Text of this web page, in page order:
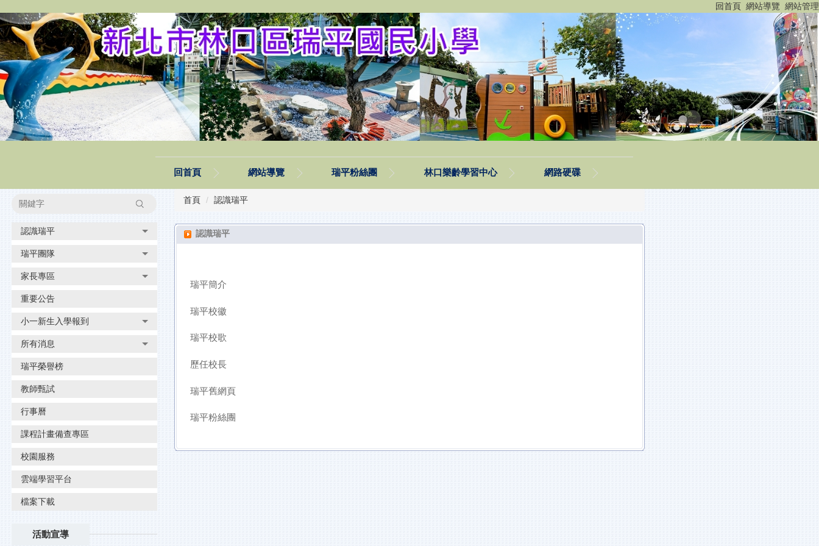
到
主
要
內
容
區
塊
:::
回首頁 網站導覽 網站管理
回首頁 網站導覽 瑞平粉絲團 林口樂齡學習中心 網路硬碟
搜尋
認識瑞平
瑞平團隊
家長專區
重要公告
小一新生入學報到
所有消息
瑞平榮譽榜
教師甄試
行事曆
課程計畫備查專區
校園服務
雲端學習平台
檔案下載
活動宣導
首頁 認識瑞平
認識瑞平
瑞平簡介
瑞平校徽
瑞平校歌
歷任校長
瑞平舊網頁
瑞平粉絲團